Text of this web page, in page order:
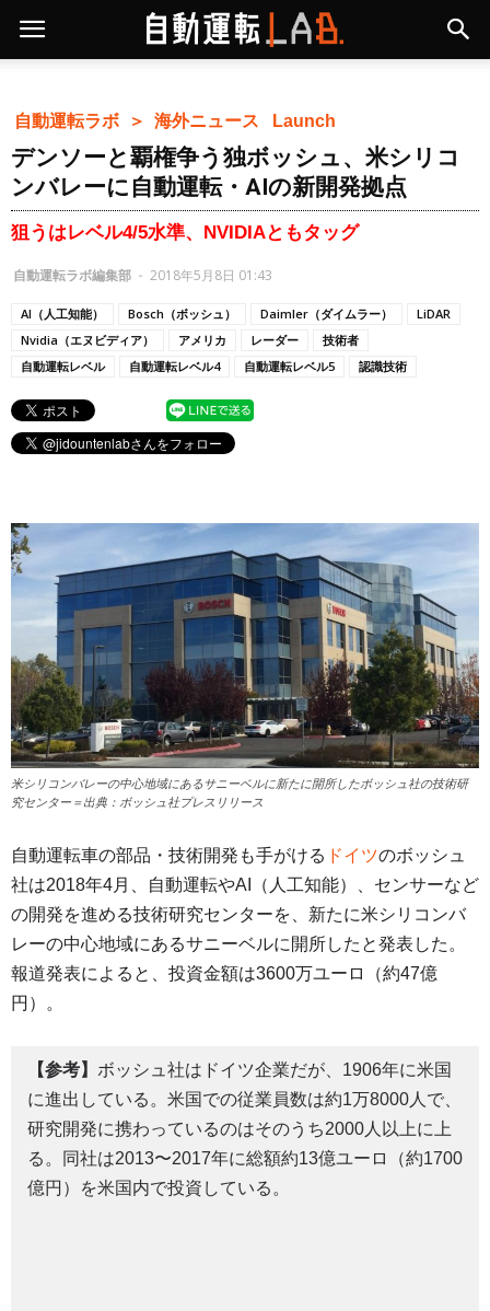
自動運転ラボ ＞ 海外ニュース Launch
デンソーと覇権争う独ボッシュ、米シリコ
ンバレーに自動運転・AIの新開発拠点
狙うはレベル4/5水準、NVIDIAともタッグ
自動運転ラボ編集部 - 2018年5月8日 01:43
AI（人工知能） Bosch（ボッシュ） Daimler（ダイムラー）
LiDAR
Nvidia（エヌビディア）
アメリカ レーダー
技術者
自動運転レベル
自動運転レベル4 自動運転レベル5 認識技術
米シリコンバレーの中心地域にあるサニーベルに新たに開所したボッシュ社の技術研
究センター＝出典：ボッシュ社プレスリリース
自動運転車の部品・技術開発も手がける ドイツのボッシュ
社は2018年4月、自動運転やAI（人工知能）、センサーなど
の開発を進める技術研究センターを、新たに米シリコンバ
レーの中心地域にあるサニーベルに開所したと発表した。
報道発表によると、投資金額は3600万ユーロ（約47億
円）。
【参考】 ボッシュ社はドイツ企業だが、1906年に米国
に進出している。米国での従業員数は約1万8000人で、
研究開発に携わっているのはそのうち2000人以上に上
る。同社は2013〜2017年に総額約13億ユーロ（約1700
億円）を米国内で投資している。